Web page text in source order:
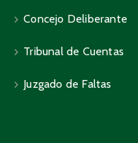
Concejo Deliberante
Tribunal de Cuentas
Juzgado de Faltas